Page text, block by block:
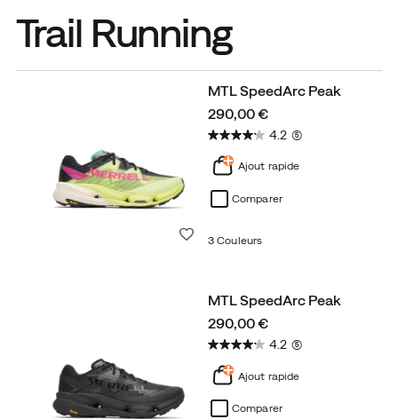
Trail Running
MTL SpeedArc Peak
price
290,00 €
4.2 (5)
Ajout rapide
Comparer
3 Couleurs
MTL SpeedArc Peak
price
290,00 €
4.2 (5)
Ajout rapide
Comparer